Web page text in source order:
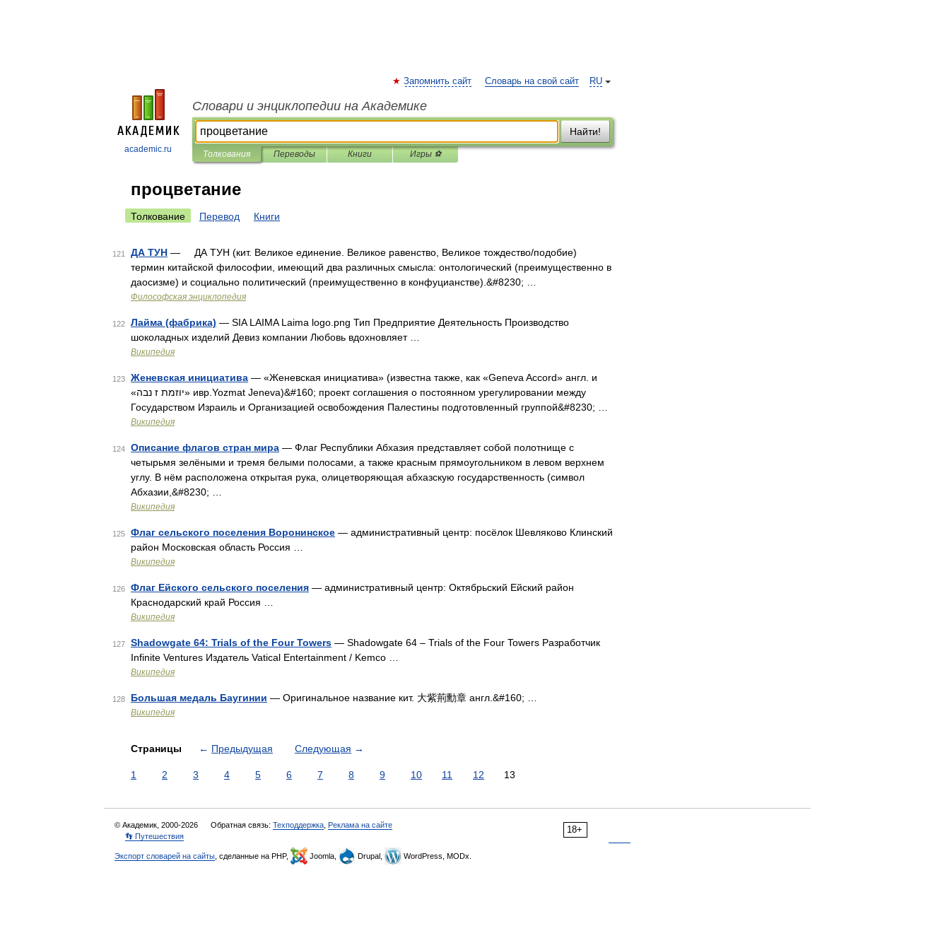
academic.ru
RU
Запомнить сайт Словарь на свой сайт
Словари и энциклопедии на Академике
Найти!
Толкования Переводы Книги Игры ⚽
процветание
Толкование Перевод Книги
121 ДА ТУН — ДА ТУН (кит. Великое единение. Великое равенство, Великое тождество/подобие)
термин китайской философии, имеющий два различных смысла: онтологический (преимущественно в
даосизме) и социально политический (преимущественно в конфуцианстве).&#8230; …
Философская энциклопедия
122 Лайма (фабрика) — SIA LAIMA Laima logo.png Тип Предприятие Деятельность Производство
шоколадных изделий Девиз компании Любовь вдохновляет …
Википедия
123 Женевская инициатива — «Женевская инициатива» (известна также, как «Geneva Accord» англ. и
«יוזמת ז נבה» ивр.Yozmat Jeneva)&#160; проект соглашения о постоянном урегулировании между
Государством Израиль и Организацией освобождения Палестины подготовленный группой&#8230; …
Википедия
124 Описание флагов стран мира — Флаг Республики Абхазия представляет собой полотнище с
четырьмя зелёными и тремя белыми полосами, а также красным прямоугольником в левом верхнем
углу. В нём расположена открытая рука, олицетворяющая абхазскую государственность (символ
Абхазии,&#8230; …
Википедия
125 Флаг сельского поселения Воронинское — административный центр: посёлок Шевляково Клинский
район Московская область Россия …
Википедия
126 Флаг Ейского сельского поселения — административный центр: Октябрьский Ейский район
Краснодарский край Россия …
Википедия
127 Shadowgate 64: Trials of the Four Towers — Shadowgate 64 – Trials of the Four Towers Разработчик
Infinite Ventures Издатель Vatical Entertainment / Kemco …
Википедия
128 Большая медаль Баугинии — Оригинальное название кит. 大紫荊勳章 англ.&#160; …
Википедия
Страницы ← Предыдущая Следующая →
1 2 3 4 5 6 7 8 9 10 11 12 13
18+
© Академик, 2000-2026 Обратная связь: Техподдержка Реклама на сайте
👣 Путешествия
Экспорт словарей на сайты , сделанные на PHP, Joomla, Drupal, WordPress, MODx.